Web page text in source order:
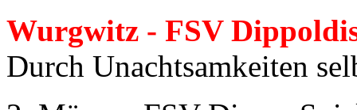
Wurgwitz - FSV
Durch Unachtsamkeiten